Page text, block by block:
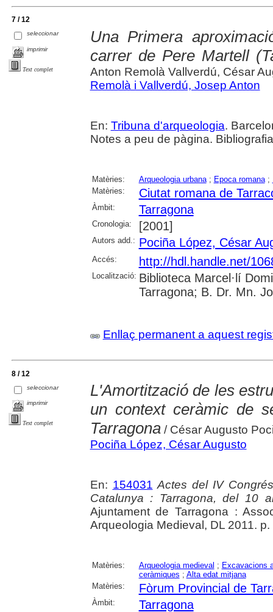
7 / 12
seleccionar
imprimir
Text complet
Una Primera
carrer de Pere Martell
Anton Remolà Vallverdú, César
Remolà i Vallverdú, Josep Anton
En: Tribuna d'arqueologia.
Notes a peu de pàgina.
Matèries: Arqueologia urbana; Epoca romana;
Matèries:
Ciutat romana de
Àmbit: Tarragona
Cronologia: [2001]
Autors add.: Pociña López, César
Accés: http://hdl.handle.net/
Localització: Biblioteca Marcel·lí
Tarragona; B. Dr. Mn.
Enllaç permanent a aquest
8 / 12
seleccionar
imprimir
Text complet
L'Amortització de les
un context ceràmic de
Tarragona/ César Augusto
Pociña López, César Augusto
En: 154031 Actes del IV
Catalunya : Tarragona, del 10
Ajuntament de Tarragona :
Arqueologia Medieval, DL 2011.
Matèries: Arqueologia medieval ; Excavacions
ceràmiques ; Alta edat mitjana
Matèries:
Fòrum Provincial de
Àmbit: Tarragona